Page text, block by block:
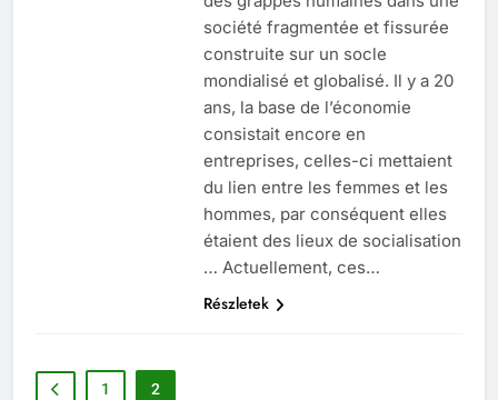
société fragmentée et fissurée
construite sur un socle
mondialisé et globalisé. Il y a 20
ans, la base de l’économie
consistait encore en
entreprises, celles-ci mettaient
du lien entre les femmes et les
hommes, par conséquent elles
étaient des lieux de socialisation
… Actuellement, ces…
Részletek
1 2